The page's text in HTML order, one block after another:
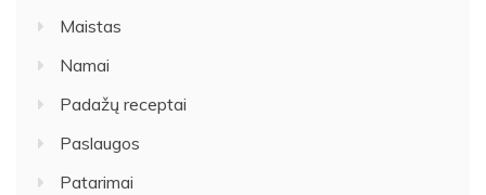
Maistas
Namai
Padažų receptai
Paslaugos
Patarimai